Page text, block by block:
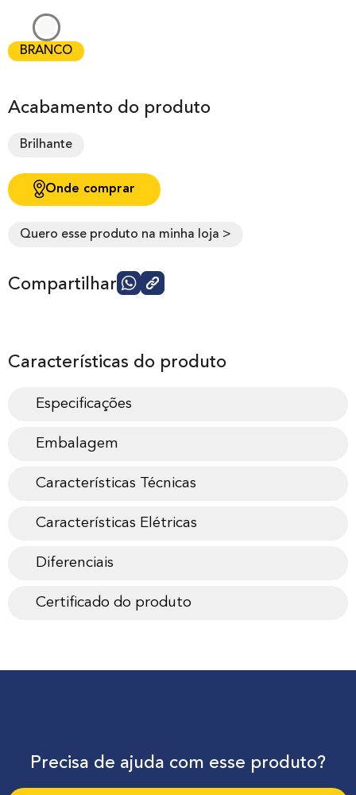
BRANCO
Acabamento do produto
Brilhante
Onde comprar
Quero esse produto na minha loja >
Compartilhar
Características do produto
Especificações
Embalagem
Características Técnicas
Características Elétricas
Diferenciais
Certificado do produto
Precisa de ajuda com esse produto?